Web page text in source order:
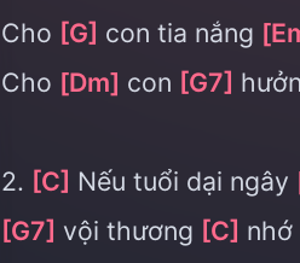
Cho [G] con tia nắng
Cho [Dm] con [G7]
2. [C] Nếu tuổi dại ngây
[G7] vội thương [C] nhớ